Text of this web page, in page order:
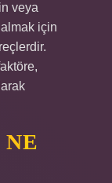
veya
için